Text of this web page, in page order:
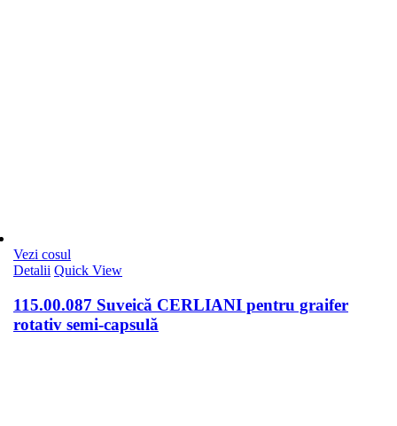
Vezi cosul
Detalii Quick View
115.00.087 Suveică CERLIANI pentru graifer
rotativ semi-capsulă